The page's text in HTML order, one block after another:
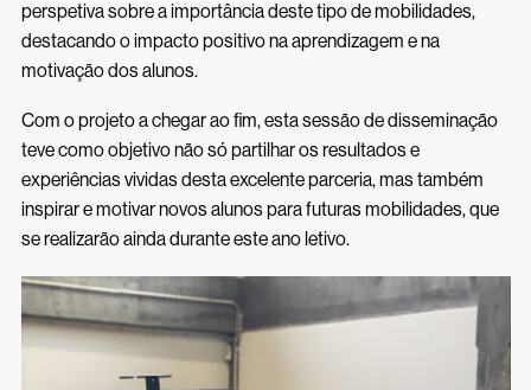
perspetiva sobre a importância deste tipo de mobilidades,
destacando o impacto positivo na aprendizagem e na
motivação dos alunos.
Com o projeto a chegar ao fim, esta sessão de disseminação
teve como objetivo não só partilhar os resultados e
experiências vividas desta excelente parceria, mas também
inspirar e motivar novos alunos para futuras mobilidades, que
se realizarão ainda durante este ano letivo.